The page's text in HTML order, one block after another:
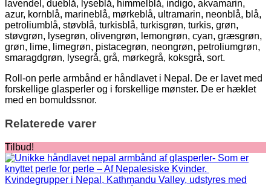
lavendel, dueblå, lyseblå, himmelblå, indigo, akvamarin,
azur, kornblå, marineblå, mørkeblå, ultramarin, neonblå, blå,
petroliumblå, støvblå, turkisblå, turkisgrøn, turkis, grøn,
støvgrøn, lysegrøn, olivengrøn, lemongrøn, cyan, græsgrøn,
grøn, lime, limegrøn, pistacegrøn, neongrøn, petroliumgrøn,
smaragdgrøn, lysegrå, grå, mørkegrå, koksgrå, sort.
Roll-on perle armbånd er håndlavet i Nepal. De er lavet med
forskellige glasperler og i forskellige mønster. De er hæklet
med en bomuldssnor.
Relaterede varer
Tilbud!